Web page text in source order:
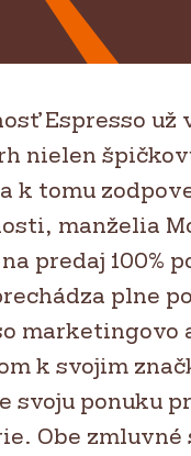
Espresso
nielen
k tomu
manželia
predaj 100%
plne
k svojim
svoju ponuku
Obe zmluvné